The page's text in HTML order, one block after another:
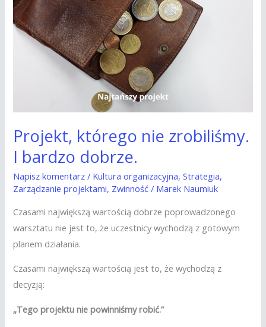
Projekt, którego nie zrobiliśmy.
I bardzo dobrze.
Napisz komentarz / Kultura organizacyjna,Strategia,
Zarządzanie projektami, Zwinność / Marek Naumiuk
Czasami największą wartością dobrze poprowadzonego
warsztatu nie jest to, że uczestnicy wychodzą z gotowym
planem działania.
Czasami największą wartością jest to, że wychodzą z
decyzją:
„Tego projektu nie powinniśmy robić.”
nie
zrobiliśmy.